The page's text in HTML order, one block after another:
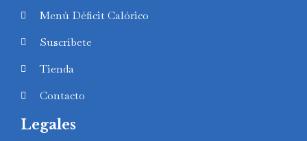
Menú Déficit Calórico
Suscríbete
Tienda
Contacto
Legales